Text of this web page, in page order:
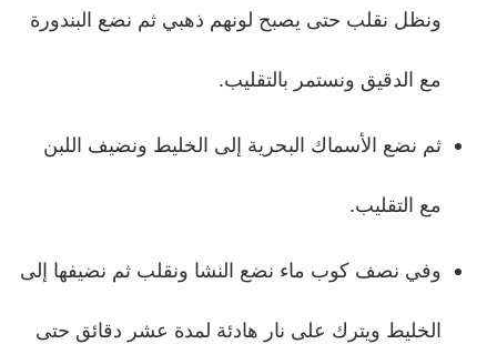
ونظل نقلب حتى يصبح لونهم ذهبي ثم نضع البندورة
مع الدقيق ونستمر بالتقليب.
ثم نضع الأسماك البحرية إلى الخليط ونضيف اللبن
مع التقليب.
وفي نصف كوب ماء نضع النشا ونقلب ثم نضيفها إلى
الخليط ويترك على نار هادئة لمدة عشر دقائق حتى